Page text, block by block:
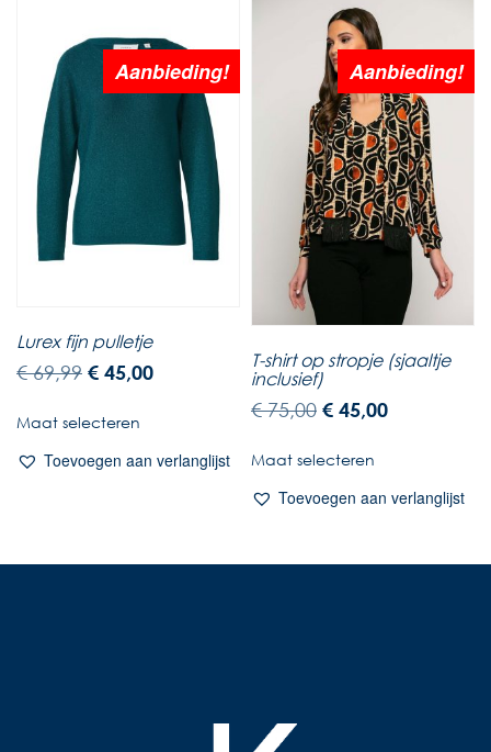
Aanbieding!
Lurex fijn pulletje
€69,99 € 45,00
Maat selecteren
Toevoegen aan verlanglijst
Aanbieding!
T-shirt op stropje (sjaaltje
inclusief)
€75,00 € 45,00
Maat selecteren
Toevoegen aan verlanglijst